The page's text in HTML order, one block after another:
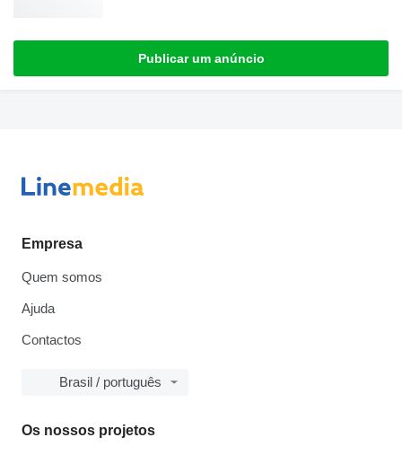
Publicar um anúncio
Empresa
Quem somos
Ajuda
Contactos
Brasil / português
Os nossos projetos